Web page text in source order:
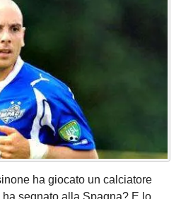
ha giocato un calciatore